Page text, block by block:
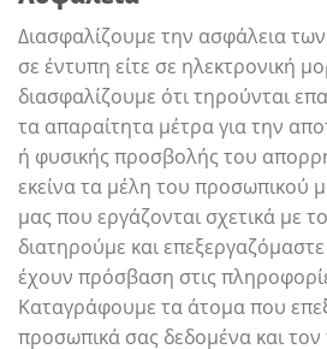
Διασφαλίζουμε την ασφάλεια
σε έντυπη είτε σε ηλεκτρονική
διασφαλίζουμε ότι τηρούνται
τα απαραίτητα μέτρα για την
ή φυσικής προσβολής του
εκείνα τα μέλη του προσωπικού
μας που εργάζονται σχετικά με
διατηρούμε και
έχουν πρόσβαση στις
Καταγράφουμε τα άτομα που
προσωπικά σας δεδομένα και τον